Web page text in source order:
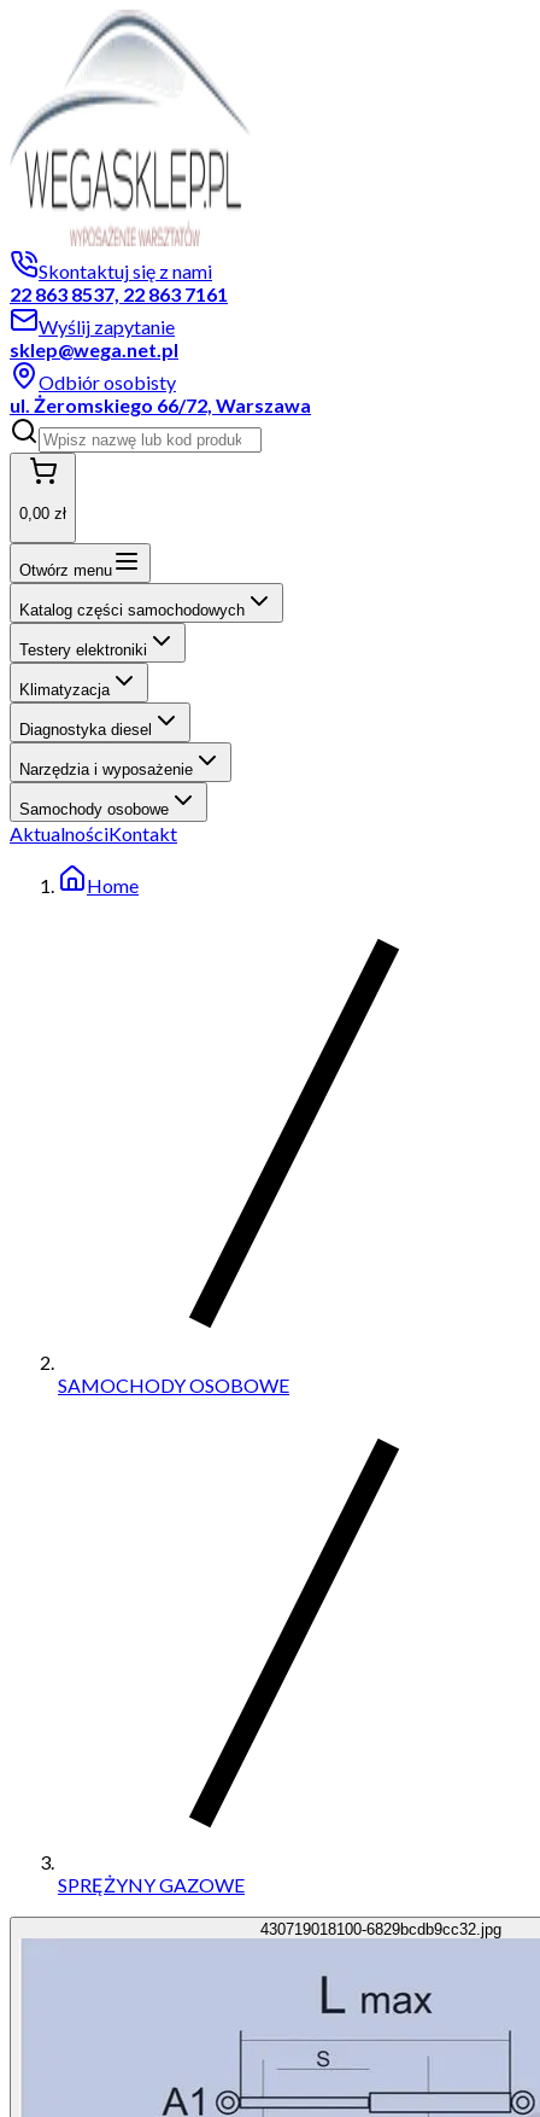
Skontaktuj się z nami
22 863 8537, 22 863 7161
Wyślij zapytanie
sklep@wega.net.pl
Odbiór osobisty
ul. Żeromskiego 66/72, Warszawa
0,00 zł
Otwórz menu
Katalog części samochodowych
Testery elektroniki
Klimatyzacja
Diagnostyka diesel
Narzędzia i wyposażenie
Samochody osobowe
AktualnościKontakt
Home
SAMOCHODY OSOBOWE
SPRĘŻYNY GAZOWE
430719018100-6829bcdb9cc32.jpg